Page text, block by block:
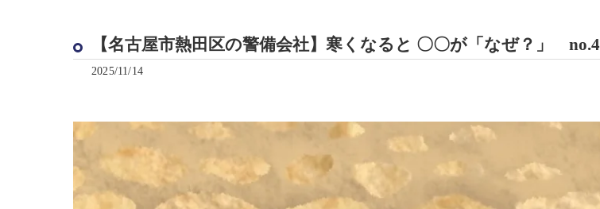
【名古屋市熱田区の警備会社】寒くなると 〇〇が「なぜ？」 no.4
2025/11/14